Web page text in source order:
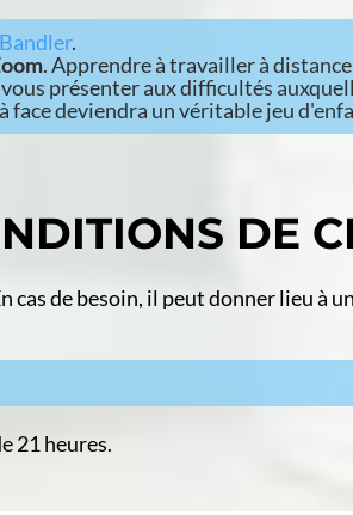
.
. Apprendre à travailler à
présenter aux difficultés
face deviendra un véritable jeu
DE
cas de besoin, il peut donner lieu à
21 heures.